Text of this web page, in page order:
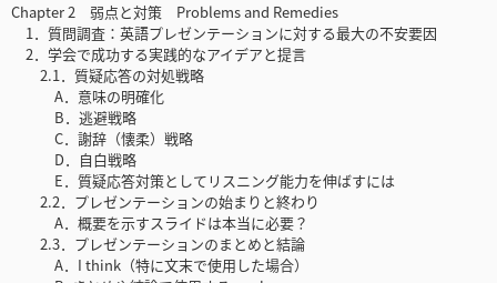
Chapter 2 弱点と対策 Problems and Remedies
1．質問調査：英語プレゼンテーションに対する最大の不安要因
2．学会で成功する実践的なアイデアと提言
2.1．質疑応答の対処戦略
A．意味の明確化
B．逃避戦略
C．謝辞（懐柔）戦略
D．自白戦略
E．質疑応答対策としてリスニング能力を伸ばすには
2.2．プレゼンテーションの始まりと終わり
A．概要を示すスライドは本当に必要？
2.3．プレゼンテーションのまとめと結論
A．I think（特に文末で使用した場合）